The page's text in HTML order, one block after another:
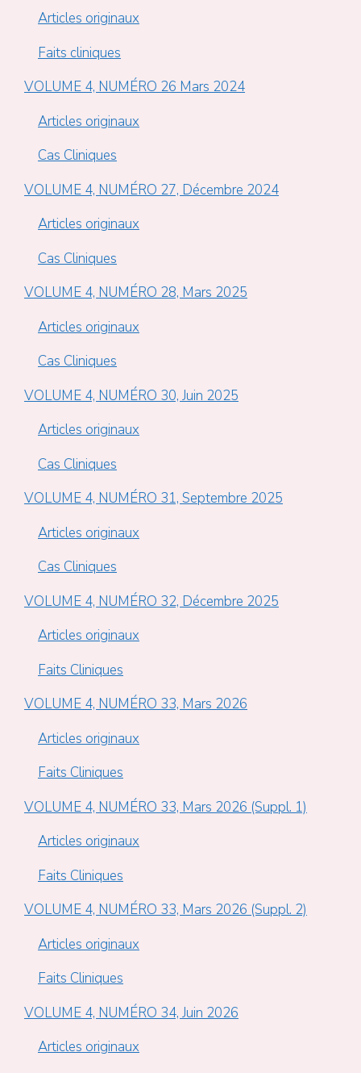
Articles originaux
Faits cliniques
VOLUME 4, NUMÉRO 26 Mars 2024
Articles originaux
Cas Cliniques
VOLUME 4, NUMÉRO 27, Décembre 2024
Articles originaux
Cas Cliniques
VOLUME 4, NUMÉRO 28, Mars 2025
Articles originaux
Cas Cliniques
VOLUME 4, NUMÉRO 30, Juin 2025
Articles originaux
Cas Cliniques
VOLUME 4, NUMÉRO 31, Septembre 2025
Articles originaux
Cas Cliniques
VOLUME 4, NUMÉRO 32, Décembre 2025
Articles originaux
Faits Cliniques
VOLUME 4, NUMÉRO 33, Mars 2026
Articles originaux
Faits Cliniques
VOLUME 4, NUMÉRO 33, Mars 2026 (Suppl. 1)
Articles originaux
Faits Cliniques
VOLUME 4, NUMÉRO 33, Mars 2026 (Suppl. 2)
Articles originaux
Faits Cliniques
VOLUME 4, NUMÉRO 34, Juin 2026
Articles originaux